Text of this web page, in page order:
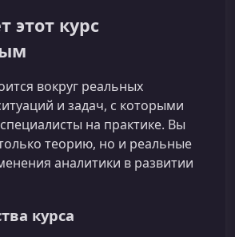
этот курс
вокруг реальных
и задач, с которыми
на практике. Вы
теорию, но и реальные
аналитики в развитии
курса